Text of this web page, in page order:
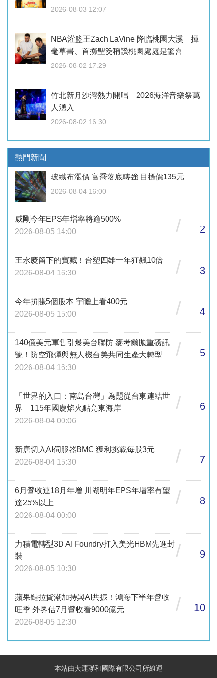
2026-08-03 12:07
NBA灌籃王Zach LaVine 降臨桃園大溪 揮
毫草書、首擲聖筊稱讚桃園處處是驚喜
2026-08-02 17:29
竹北新月沙灣熱力開唱 2026海洋音樂祭萬
人湧入
2026-08-02 16:30
熱門新聞
玻纖布漲價 富喬落底轉強 目標價135元
2026-08-04 16:00
威剛今年EPS年增率將逾500%
2026-08-05 14:00
/ 2
王永慶留下的寶藏！台塑四雄一年狂飆10倍
2026-08-04 16:30
/ 3
今年拚賺5個股本 宇瞻上看400元
2026-08-05 15:00
/ 4
140億美元軍售引爆美台聯防 麥考爾拋重磅訊
號！防空飛彈與無人機台美共同生產大轉型
2026-08-04 16:30
/ 5
「世界的入口：南島台灣」為題從台東連結世
界 115年國慶焰火點亮東海岸
2026-08-04 00:06
/ 6
新唐切入AI伺服器BMC 獲利挑戰每股3元
2026-08-04 15:30
/ 7
6月營收連18月年增 川湖明年EPS年增率有望
達25%以上
2026-08-04 00:00
/ 8
力積電轉型3D AI Foundry打入美光HBM先進封
裝
2026-08-05 10:30
/ 9
蘋果鏈拉貨潮加持與AI共振！鴻海下半年營收
旺季 外界估7月營收看9000億元
2026-08-05 12:30
/ 10
本站由大運聯和國際有限公司所維運